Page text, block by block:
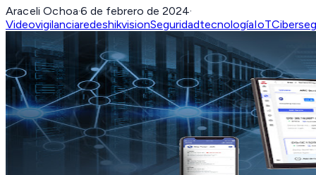
Araceli Ochoa·6 de febrero de 2024·
VideovigilanciaredeshikvisionSeguridadtecnologíaIoT